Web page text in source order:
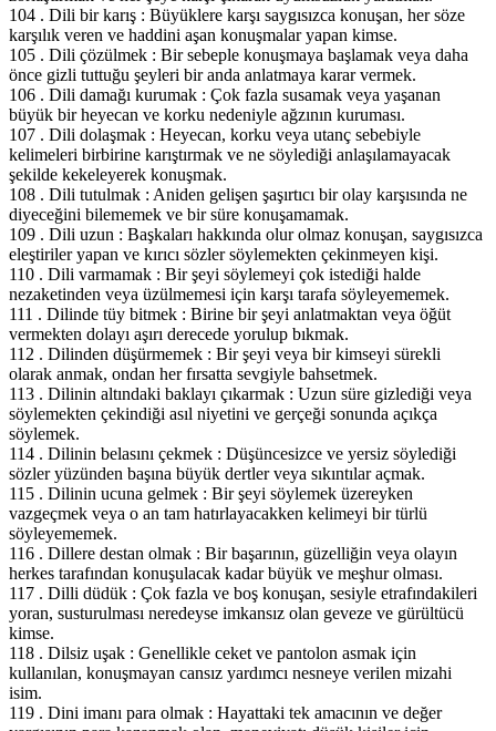
104 . Dili bir karış : Büyüklere karşı saygısızca konuşan, her söze
karşılık veren ve haddini aşan konuşmalar yapan kimse.
105 . Dili çözülmek : Bir sebeple konuşmaya başlamak veya daha
önce gizli tuttuğu şeyleri bir anda anlatmaya karar vermek.
106 . Dili damağı kurumak : Çok fazla susamak veya yaşanan
büyük bir heyecan ve korku nedeniyle ağzının kuruması.
107 . Dili dolaşmak : Heyecan, korku veya utanç sebebiyle
kelimeleri birbirine karıştırmak ve ne söylediği anlaşılamayacak
şekilde kekeleyerek konuşmak.
108 . Dili tutulmak : Aniden gelişen şaşırtıcı bir olay karşısında ne
diyeceğini bilememek ve bir süre konuşamamak.
109 . Dili uzun : Başkaları hakkında olur olmaz konuşan, saygısızca
eleştiriler yapan ve kırıcı sözler söylemekten çekinmeyen kişi.
110 . Dili varmamak : Bir şeyi söylemeyi çok istediği halde
nezaketinden veya üzülmemesi için karşı tarafa söyleyememek.
111 . Dilinde tüy bitmek : Birine bir şeyi anlatmaktan veya öğüt
vermekten dolayı aşırı derecede yorulup bıkmak.
112 . Dilinden düşürmemek : Bir şeyi veya bir kimseyi sürekli
olarak anmak, ondan her fırsatta sevgiyle bahsetmek.
113 . Dilinin altındaki baklayı çıkarmak : Uzun süre gizlediği veya
söylemekten çekindiği asıl niyetini ve gerçeği sonunda açıkça
söylemek.
114 . Dilinin belasını çekmek : Düşüncesizce ve yersiz söylediği
sözler yüzünden başına büyük dertler veya sıkıntılar açmak.
115 . Dilinin ucuna gelmek : Bir şeyi söylemek üzereyken
vazgeçmek veya o an tam hatırlayacakken kelimeyi bir türlü
söyleyememek.
116 . Dillere destan olmak : Bir başarının, güzelliğin veya olayın
herkes tarafından konuşulacak kadar büyük ve meşhur olması.
117 . Dilli düdük : Çok fazla ve boş konuşan, sesiyle etrafındakileri
yoran, susturulması neredeyse imkansız olan geveze ve gürültücü
kimse.
118 . Dilsiz uşak : Genellikle ceket ve pantolon asmak için
kullanılan, konuşmayan cansız yardımcı nesneye verilen mizahi
isim.
119 . Dini imanı para olmak : Hayattaki tek amacının ve değer